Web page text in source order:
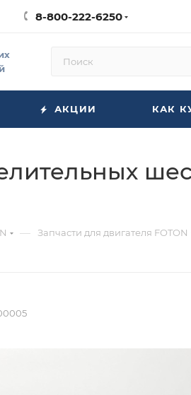
8-800-222-6250
АКЦИИ КАК
— Запчасти для двигателя FOTON